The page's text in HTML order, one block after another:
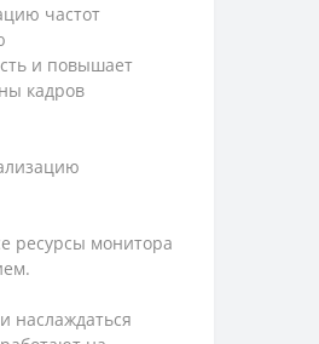
частот
и повышает
кадров
ресурсы монитора
наслаждаться